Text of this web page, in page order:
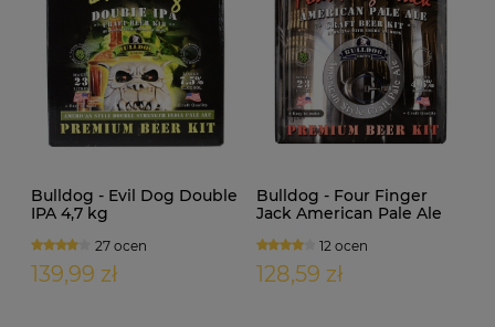
Bulldog - Evil Dog Double
IPA 4,7 kg
27 ocen
139,99 zł
Bulldog - Four Finger
Jack American Pale Ale
12 ocen
128,59 zł